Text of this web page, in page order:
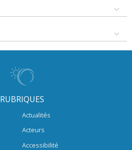
RUBRIQUES
Actualités
Acteurs
Accessibilité